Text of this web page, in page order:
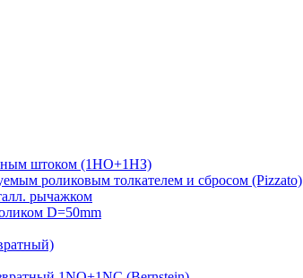
штоком (1НО+1НЗ)
роликовым толкателем и сбросом (Pizzato)
рычажком
D=50mm